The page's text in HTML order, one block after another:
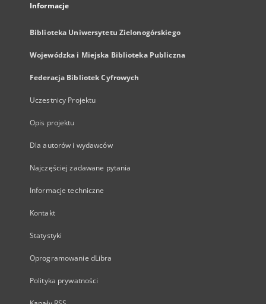
Informacje
Biblioteka Uniwersytetu Zielonogórskiego
Wojewódzka i Miejska Biblioteka Publiczna
Federacja Bibliotek Cyfrowych
Uczestnicy Projektu
Opis projektu
Dla autorów i wydawców
Najczęściej zadawane pytania
Informacje techniczne
Kontakt
Statystyki
Oprogramowanie dLibra
Polityka prywatności